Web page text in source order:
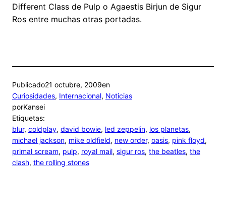
Different Class de Pulp o Agaestis Birjun de Sigur
Ros entre muchas otras portadas.
Publicado21 octubre, 2009en
Curiosidades, Internacional, Noticias
porKansei
Etiquetas:
blur, coldplay, david bowie, led zeppelin, los planetas
michael jackson, mike oldfield, new order, oasis, pink floyd
primal scream, pulp, royal mail, sigur ros, the beatles, the
clash, the rolling stones